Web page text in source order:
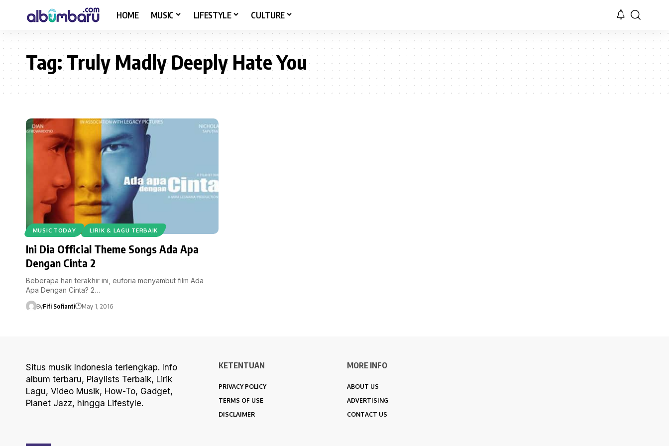
HOME MUSIC LIFESTYLE CULTURE
Tag:Truly Madly Deeply Hate You
MUSIC TODAY LIRIK & LAGU TERBAIK
Ini Dia Official Theme Songs Ada Apa
Dengan Cinta 2
Beberapa hari terakhir ini, euforia menyambut film Ada
Apa Dengan Cinta? 2…
ByFifi Sofianti May 1, 2016
Situs musik Indonesia terlengkap. Info
album terbaru, Playlists Terbaik, Lirik
Lagu, Video Musik, How-To, Gadget,
Planet Jazz, hingga Lifestyle.
KETENTUAN
PRIVACY POLICY
TERMS OF USE
DISCLAIMER
MORE INFO
ABOUT US
ADVERTISING
CONTACT US